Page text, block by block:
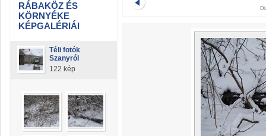
RÁBAKÖZ ÉS
KÖRNYÉKE
KÉPGALÉRIÁI
Téli fotók
Szanyról
122 kép